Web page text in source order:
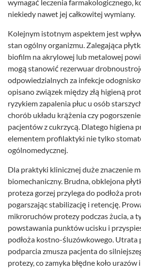
wymagać leczenia farmakologicznego,
niekiedy nawet jej całkowitej wymiany.
Kolejnym istotnym aspektem jest
stan ogólny organizmu. Zalegająca
biofilm na akrylowej lub metalowej
mogą stanowić rezerwuar
odpowiedzialnych za infekcje
opisano związek między złą higieną
ryzykiem zapalenia płuc u osób
chorób układu krążenia czy
pacjentów z cukrzycą. Dlatego higiena
elementem profilaktyki nie tylko
ogólnomedycznej.
Dla praktyki klinicznej duże znaczenie
biomechaniczny. Brudna, obklejona
proteza gorzej przylega do podłoża
pogarszając stabilizację i retencję.
mikroruchów protezy podczas żucia, a
powstawania punktów ucisku i
podłoża kostno-śluzówkowego. Utrata
podparcia zmusza pacjenta do
protezy, co zamyka błędne koło